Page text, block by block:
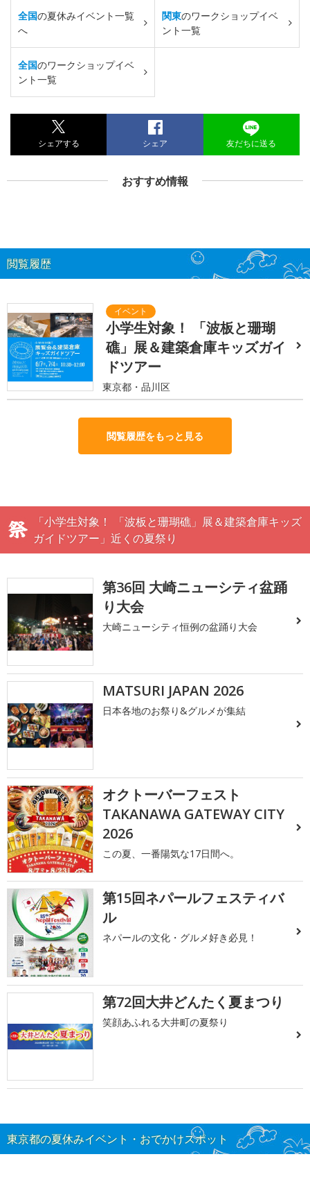
全国の夏休みイベント一覧
へ
関東のワークショップイベ
ント一覧
全国のワークショップイベ
ント一覧
シェアする シェア 友だちに送る
おすすめ情報
閲覧履歴
小学生対象！ 「波板と珊瑚
礁」展＆建築倉庫キッズガイ
ドツアー
東京都・品川区
閲覧履歴をもっと見る
「小学生対象！ 「波板と珊瑚礁」展＆建築倉庫キッズ
ガイドツアー」近くの夏祭り
第36回 大崎ニューシティ盆踊
り大会
大崎ニューシティ恒例の盆踊り大会
MATSURI JAPAN 2026
日本各地のお祭り&グルメが集結
オクトーバーフェスト
TAKANAWA GATEWAY CITY
2026
この夏、一番陽気な17日間へ。
第15回ネパールフェスティバ
ル
ネパールの文化・グルメ好き必見！
第72回大井どんたく夏まつり
笑顔あふれる大井町の夏祭り
東京都の夏休みイベント・おでかけスポット